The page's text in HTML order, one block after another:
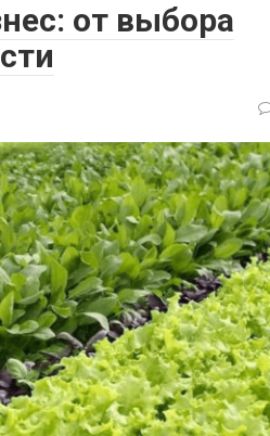
от выбора